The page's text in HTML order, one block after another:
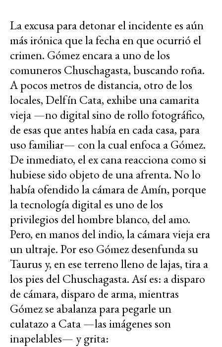
La excusa para detonar el incidente es aún
más irónica que la fecha en que ocurrió el
crimen. Gómez encara a uno de los
comuneros Chuschagasta, buscando roña.
A pocos metros de distancia, otro de los
locales, Delfín Cata, exhibe una camarita
vieja —no digital sino de rollo fotográfico,
de esas que antes había en cada casa, para
uso familiar— con la cual enfoca a Gómez.
De inmediato, el ex cana reacciona como si
hubiese sido objeto de una afrenta. No lo
había ofendido la cámara de Amín, porque
la tecnología digital es uno de los
privilegios del hombre blanco, del amo.
Pero, en manos del indio, la cámara vieja era
un ultraje. Por eso Gómez desenfunda su
Taurus y, en ese terreno lleno de lajas, tira a
los pies del Chuschagasta. Así es: a disparo
de cámara, disparo de arma, mientras
Gómez se abalanza para pegarle un
culatazo a Cata —las imágenes son
inapelables— y grita: